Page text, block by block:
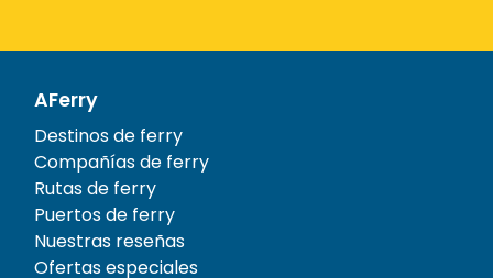
AFerry
Destinos de ferry
Compañías de ferry
Rutas de ferry
Puertos de ferry
Nuestras reseñas
Ofertas especiales